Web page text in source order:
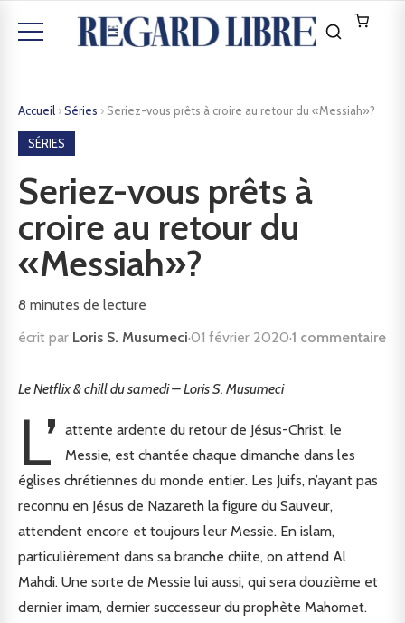
Accueil ›Séries › Seriez-vous prêts à croire au retour du «Messiah»?
SÉRIES
Seriez-vous prêts à
croire au retour du
«Messiah»?
8 minutes de lecture
écrit par Loris S. Musumeci·01 février 2020·1 commentaire
Le Netflix & chill du samedi – Loris S. Musumeci
L’ attente ardente du retour de Jésus-Christ, le
Messie, est chantée chaque dimanche dans les
églises chrétiennes du monde entier. Les Juifs, n’ayant pas
reconnu en Jésus de Nazareth la figure du Sauveur,
attendent encore et toujours leur Messie. En islam,
particulièrement dans sa branche chiite, on attend Al
Mahdi. Une sorte de Messie lui aussi, qui sera douzième et
dernier imam, dernier successeur du prophète Mahomet.